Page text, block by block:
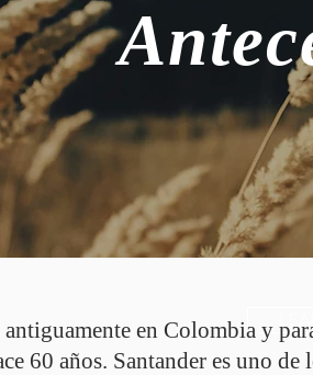
en Colombia y
60 años. Santander es uno